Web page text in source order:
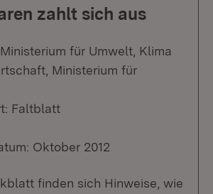
zahlt sich aus
für Umwelt, Klima
Ministerium für
Faltblatt
Oktober 2012
finden sich Hinweise, wie